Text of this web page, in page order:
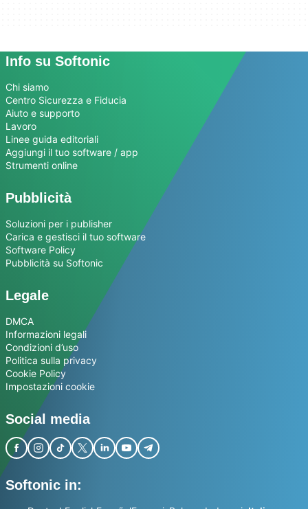
Info su Softonic
Chi siamo
Centro Sicurezza e Fiducia
Aiuto e supporto
Lavoro
Linee guida editoriali
Aggiungi il tuo software / app
Strumenti online
Pubblicità
Soluzioni per i publisher
Carica e gestisci il tuo software
Software Policy
Pubblicità su Softonic
Legale
DMCA
Informazioni legali
Condizioni d’uso
Politica sulla privacy
Cookie Policy
Impostazioni cookie
Social media
Softonic in: